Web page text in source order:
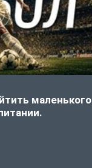
маленького